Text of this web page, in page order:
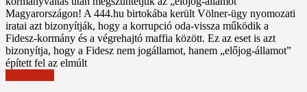
Magyarországon! A 444.hu birtokába került Völner-ügy nyomozati
iratai azt bizonyítják, hogy a korrupció oda-vissza működik a
Fidesz-kormány és a végrehajtó maffia között. Ez az eset is azt
bizonyítja, hogy a Fidesz nem jogállamot, hanem „előjog-államot”
épített fel az elmúlt